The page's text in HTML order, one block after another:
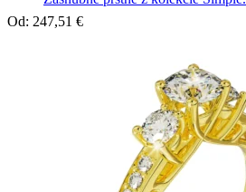
Od: 247,51 €